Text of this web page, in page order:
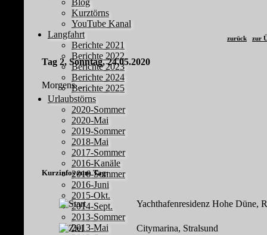
Blog
Kurztörns
YouTube Kanal
Langfahrt
Berichte 2021
Berichte 2022
Berichte 2023
Berichte 2024
Berichte 2025
Urlaubstörns
2020-Sommer
2020-Mai
2019-Sommer
2018-Mai
2017-Sommer
2016-Kanäle
2016-Sommer
2016-Juni
2015-Okt.
2014-Sept.
2013-Sommer
2013-Mai
zurück zur
Tag 2, Sonntag, 24.05.2020
Morgens ...
Kurzinfos zum Tag:
Yachthafenresidenz Hohe Düne,
Citymarina, Stralsund